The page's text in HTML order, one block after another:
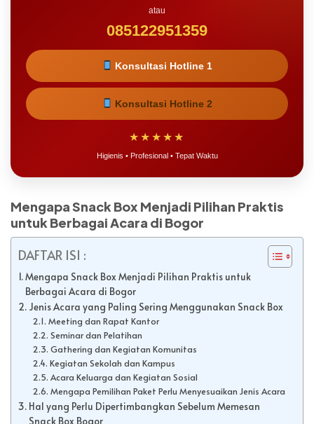
atau
085122951359
Konsultasi Hotline 1
Konsultasi Hotline 2
★★★★★
Higienis • Profesional • Tepat Waktu
Mengapa Snack Box Menjadi Pilihan Praktis
untuk Berbagai Acara di Bogor
DAFTAR ISI :
Mengapa Snack Box Menjadi Pilihan Praktis untuk
Berbagai Acara di Bogor
Jenis Acara yang Paling Sering Menggunakan Snack Box
Meeting dan Rapat Kantor
Seminar dan Pelatihan
Gathering dan Kegiatan Komunitas
Kegiatan Sekolah dan Kampus
Acara Keluarga dan Kegiatan Sosial
Mengapa Pemilihan Paket Perlu Menyesuaikan Jenis Acara
Hal yang Perlu Dipertimbangkan Sebelum Memesan
Snack Box Bogor